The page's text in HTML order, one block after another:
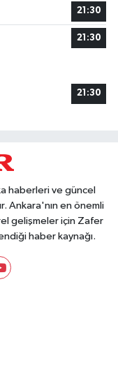
21:30
21:30
21:30
haberleri ve güncel
Ankara'nın en önemli
gelişmeler için Zafer
haber kaynağı.